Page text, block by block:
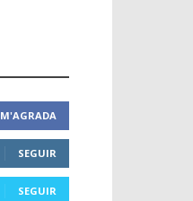
M'AGRADA
SEGUIR
SEGUIR